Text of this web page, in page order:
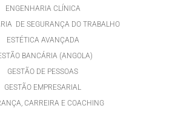
ENGENHARIA CLÍNICA
DE SEGURANÇA DO TRABALHO
ESTÉTICA AVANÇADA
BANCÁRIA (ANGOLA)
GESTÃO DE PESSOAS
GESTÃO EMPRESARIAL
CARREIRA E COACHING